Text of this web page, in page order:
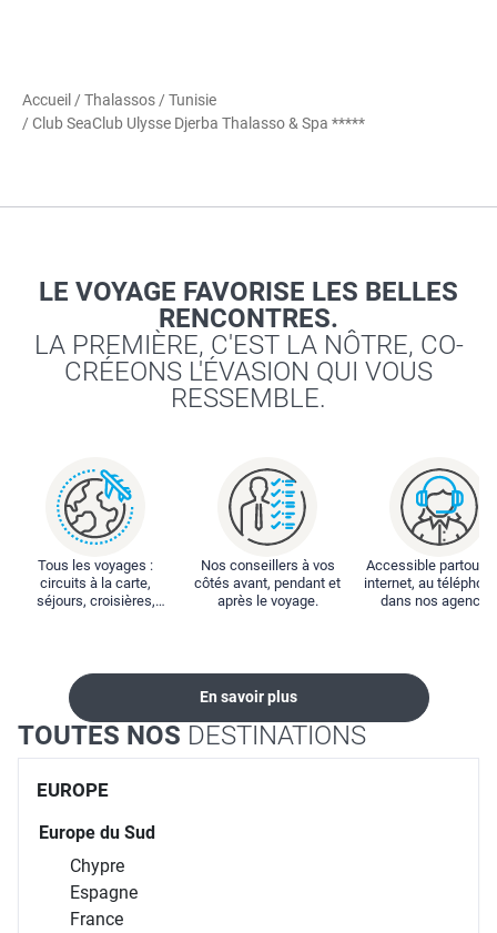
Accueil /Thalassos /Tunisie
/ Club SeaClub Ulysse Djerba Thalasso & Spa *****
LE VOYAGE FAVORISE LES BELLES
RENCONTRES.
LA PREMIÈRE, C'EST LA NÔTRE, CO-
CRÉEONS L'ÉVASION QUI VOUS
RESSEMBLE.
Tous les voyages :
circuits à la carte,
séjours, croisières,
Nos conseillers à vos
côtés avant, pendant et
après le voyage.
Accessible partout :
internet, au
dans nos
En savoir plus
TOUTES NOS DESTINATIONS
EUROPE
Europe du Sud
Chypre
Espagne
France